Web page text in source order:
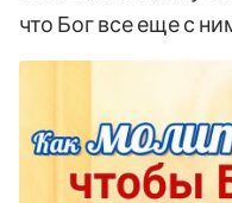
что Бог все еще с